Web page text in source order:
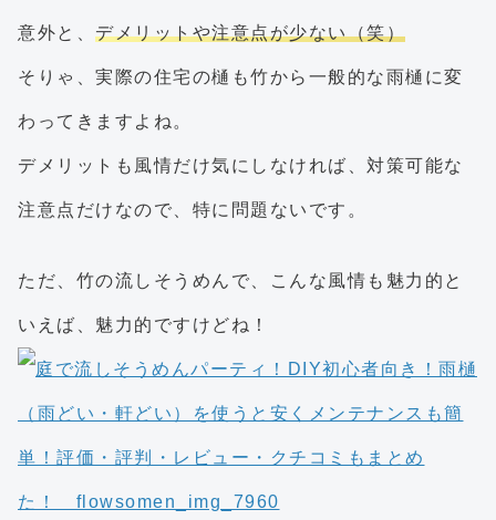
意外と、 デメリットや注意点が少ない（笑）
そりゃ、実際の住宅の樋も竹から一般的な雨樋に変
わってきますよね。
デメリットも風情だけ気にしなければ、対策可能な
注意点だけなので、特に問題ないです。
ただ、竹の流しそうめんで、こんな風情も魅力的と
いえば、魅力的ですけどね！